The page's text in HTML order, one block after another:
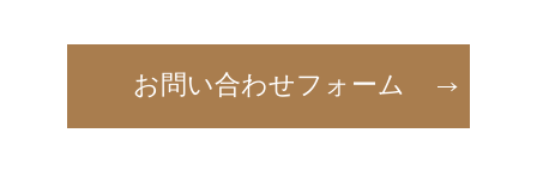
お問い合わせフォーム